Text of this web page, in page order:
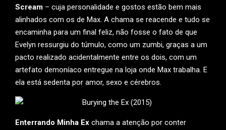
Scream – cuja personalidade e gostos estão bem mais
alinhados com os de Max. A chama se reacende e tudo se
encaminha para um final feliz, não fosse o fato de que
Evelyn ressurgiu do túmulo, como um zumbi, graças a um
pacto realizado acidentalmente entre os dois, com um
artefato demoníaco entregue na loja onde Max trabalha. E
ela está sedenta por amor, sexo e cérebros.
Enterrando Minha Ex chama a atenção por conter